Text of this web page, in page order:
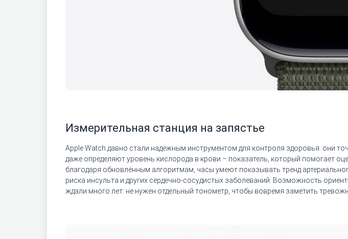
Измерительная станция на запястье
Apple Watch давно стали надёжным инструментом для контроля здоровья: они
даже определяют уровень кислорода в крови – показатель, который помогает
благодаря обновлённым алгоритмам, часы умеют показывать тренд
риска инсульта и других сердечно-сосудистых заболеваний. Возможность
ждали много лет: не нужен отдельный тонометр, чтобы вовремя заметить